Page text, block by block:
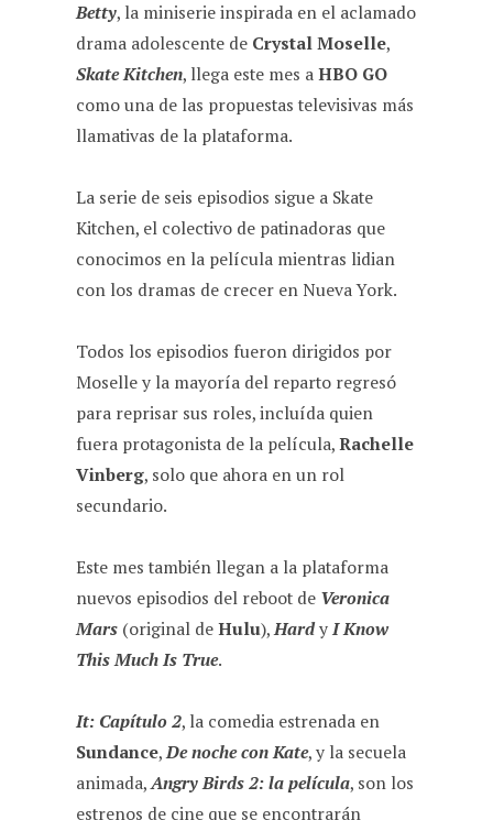
c
e
b
o
o
a
t
s
A
p
l
e
g
r
a
d
d
i
t
a
i
l
Betty, la miniserie inspirada en el aclamado
drama adolescente de Crystal Moselle,
Skate Kitchen, llega este mes aHBO GO
como una de las propuestas televisivas más
llamativas de la plataforma.
La serie de seis episodios sigue a Skate
Kitchen, el colectivo de patinadoras que
conocimos en la película mientras lidian
con los dramas de crecer en Nueva York.
Todos los episodios fueron dirigidos por
Moselle y la mayoría del reparto regresó
para reprisar sus roles, incluída quien
fuera protagonista de la película,Rachelle
Vinberg, solo que ahora en un rol
secundario.
Este mes también llegan a la plataforma
nuevos episodios del reboot de Veronica
Mars (original deHulu),HardyI Know
This Much Is True.
It: Capítulo 2, la comedia estrenada en
Sundance,De noche con Kate, y la secuela
animada,Angry Birds 2: la película, son los
estrenos de cine que se encontrarán